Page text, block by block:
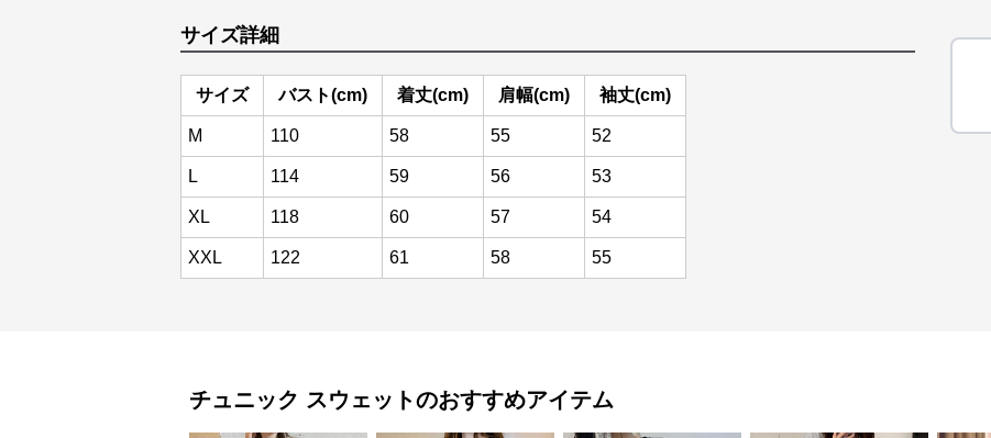
サイズ詳細
サイズ バスト(cm) 着丈(cm) 肩幅(cm) 袖丈(cm)
M 110 58 55 52
L 114 59 56 53
XL 118 60 57 54
XXL 122 61 58 55
チュニック スウェットのおすすめアイテム